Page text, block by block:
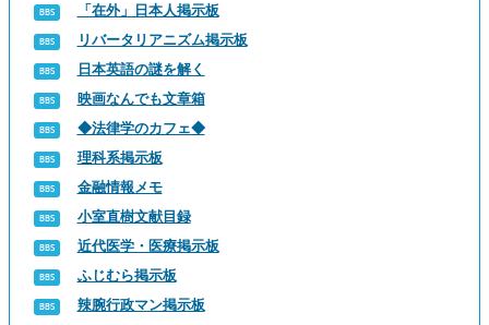
「在外」日本人掲示板
リバータリアニズム掲示板
日本英語の謎を解く
映画なんでも文章箱
◆法律学のカフェ◆
理科系掲示板
金融情報メモ
小室直樹文献目録
近代医学・医療掲示板
ふじむら掲示板
辣腕行政マン掲示板